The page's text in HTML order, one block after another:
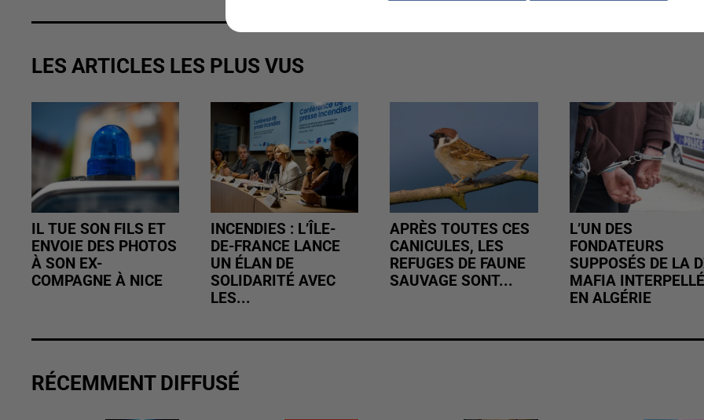
LES ARTICLES LES PLUS VUS
IL TUE SON FILS ET
ENVOIE DES PHOTOS
À SON EX-
COMPAGNE À NICE
INCENDIES : L’ÎLE-
DE-FRANCE LANCE
UN ÉLAN DE
SOLIDARITÉ AVEC
LES...
APRÈS TOUTES CES
CANICULES, LES
REFUGES DE FAUNE
SAUVAGE SONT...
L’UN DES
FONDATEURS
SUPPOSÉS DE LA
MAFIA INTERPELLÉ
EN ALGÉRIE
RÉCEMMENT DIFFUSÉ